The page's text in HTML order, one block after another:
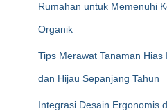
Rumahan untuk Memenuhi
Organik
Tips Merawat Tanaman
dan Hijau Sepanjang Tahun
Integrasi Desain Ergonomis